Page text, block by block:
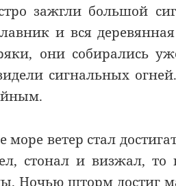
зажгли большой
и вся
они собирались
сигнальных
море ветер стал
стонал и визжал, то
Ночью шторм достиг